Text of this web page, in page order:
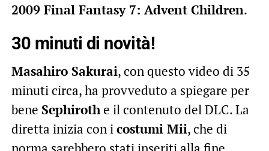
2009 Final Fantasy 7: Advent Children.
30 minuti di novità!
Masahiro Sakurai, con questo video di 35
minuti circa, ha provveduto a spiegare per
bene Sephirothe il contenuto del DLC. La
diretta inizia con icostumi Mii, che di